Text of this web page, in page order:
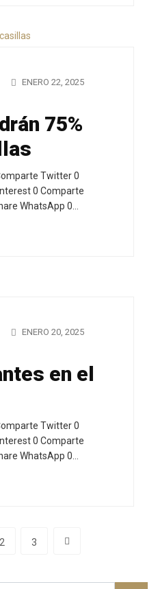
ENERO 22, 2025
75%
Twitter 0
0 Comparte
WhatsApp 0…
ENERO 20, 2025
en el
Twitter 0
0 Comparte
WhatsApp 0…
2 3